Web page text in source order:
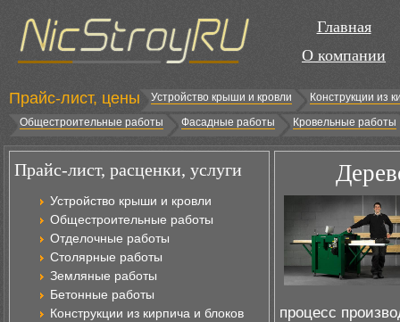
Главная
О компании
Прайс-лист, цены Устройство крыши и кровли
Конструкции из
Общестроительные работы
Фасадные работы Кровельные работы
Прайс-лист, расценки, услуги
Устройство крыши и кровли
Общестроительные работы
Отделочные работы
Столярные работы
Земляные работы
Бетонные работы
Конструкции из кирпича и блоков
процесс